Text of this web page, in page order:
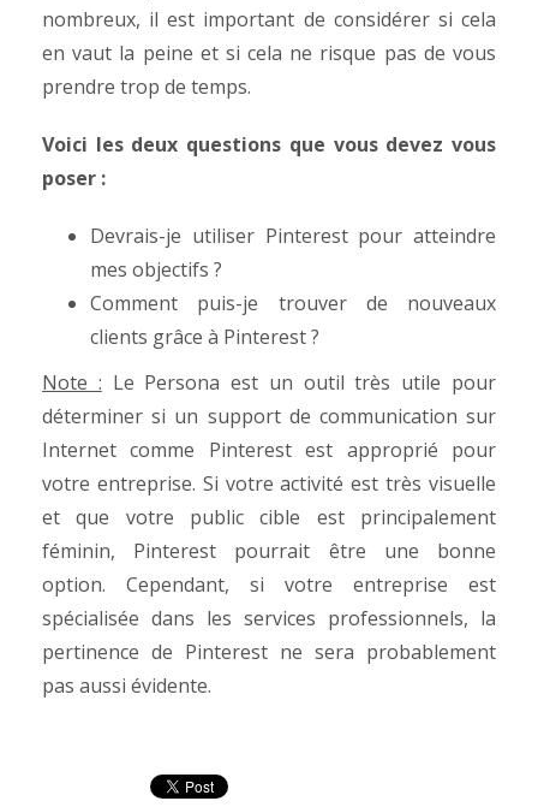
nombreux, il est important de considérer si cela
en vaut la peine et si cela ne risque pas de vous
prendre trop de temps.
Voici les deux questions que vous devez vous
poser :
Devrais-je utiliser Pinterest pour atteindre
mes objectifs ?
Comment puis-je trouver de nouveaux
clients grâce à Pinterest ?
Note : Le Persona est un outil très utile pour
déterminer si un support de communication sur
Internet comme Pinterest est approprié pour
votre entreprise. Si votre activité est très visuelle
et que votre public cible est principalement
féminin, Pinterest pourrait être une bonne
option. Cependant, si votre entreprise est
spécialisée dans les services professionnels, la
pertinence de Pinterest ne sera probablement
pas aussi évidente.